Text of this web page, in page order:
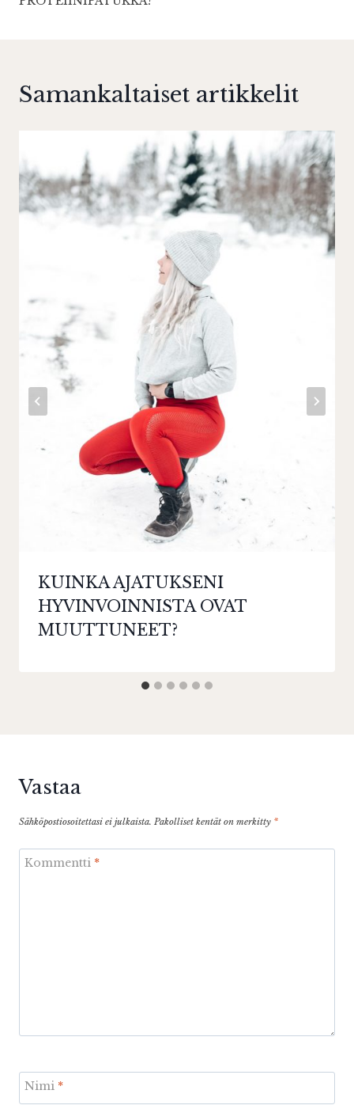
Samankaltaiset artikkelit
KUINKA AJATUKSENI
HYVINVOINNISTA OVAT
MUUTTUNEET?
Vastaa
Sähköpostiosoitettasi ei julkaista. Pakolliset kentät on merkitty *
Kommentti *
Nimi *